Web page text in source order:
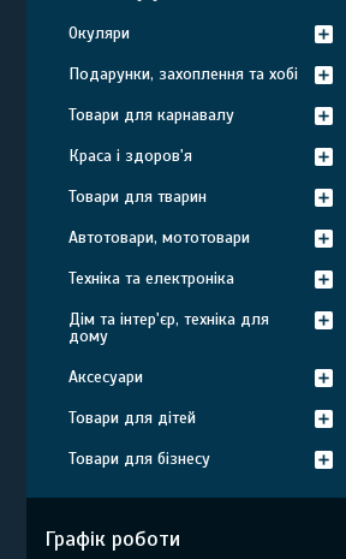
Окуляри
Подарунки, захоплення та хобі
Товари для карнавалу
Краса і здоров'я
Товари для тварин
Автотовари, мототовари
Техніка та електроніка
Дім та інтер'єр, техніка для
дому
Аксесуари
Товари для дітей
Товари для бізнесу
Графік роботи